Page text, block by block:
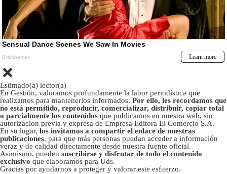
Estimado(a) lector(a)
En Gestión, valoramos profundamente la labor periodística que
realizamos para mantenerlos informados. Por ello, les recordamos que
no está permitido, reproducir, comercializar, distribuir, copiar total
o parcialmente los contenidos que publicamos en nuestra web, sin
autorizacion previa y expresa de Empresa Editora El Comercio S.A.
En su lugar, los invitamos a compartir el enlace de nuestras
publicaciones, para que más personas puedan acceder a información
veraz y de calidad directamente desde nuestra fuente oficial.
Asimismo, pueden suscribirse y disfrutar de todo el contenido
exclusivo que elaboramos para Uds.
Gracias por ayudarnos a proteger y valorar este esfuerzo.